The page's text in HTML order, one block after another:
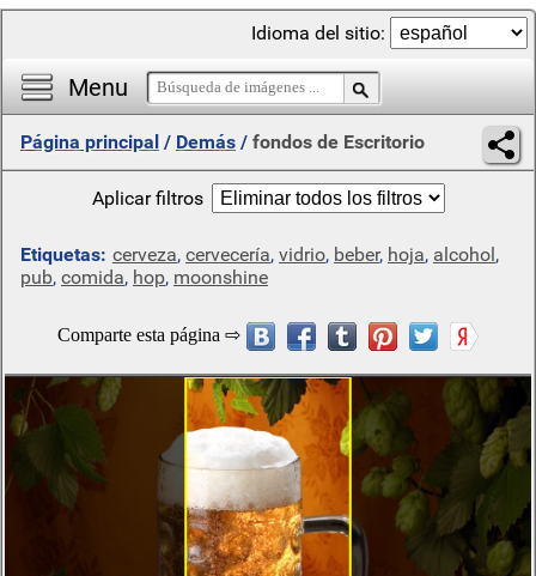
Menu
Idioma del sitio:
Página principal / Demás / fondos de Escritorio
Aplicar filtros
Etiquetas: cerveza, cervecería, vidrio, beber, hoja, alcohol,
pub, comida, hop, moonshine